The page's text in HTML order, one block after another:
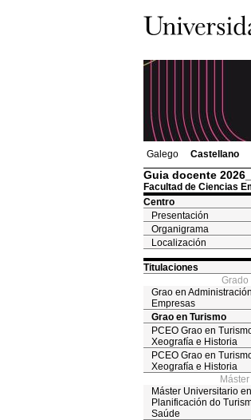
Galego Castellano
Guia docente
Facultad de Ciencias
Centro
Presentación
Organigrama
Localización
Titulaciones
Grado
Grao en
Empresas
Grao en Turismo
PCEO Grao en
Xeografía e Historia
PCEO Grao en
Xeografía e Historia
Máster
Máster Universitario
Planificación do
Saúde